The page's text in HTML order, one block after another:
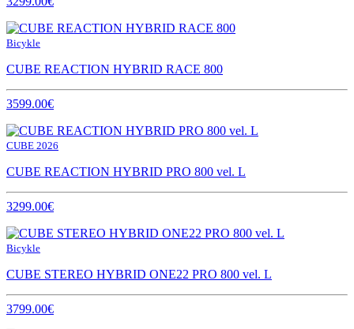
Bicykle
CUBE REACTION HYBRID RACE 800
3599.00€
CUBE 2026
CUBE REACTION HYBRID PRO 800 vel. L
3299.00€
Bicykle
CUBE STEREO HYBRID ONE22 PRO 800 vel. L
3799.00€